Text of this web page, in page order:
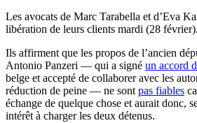
Les avocats de Marc Tarabella et d’Eva
libération de leurs clients mardi (28 février).
Ils affirment que les propos de l’ancien
Antonio Panzeri — qui a signé un accord
belge et accepté de collaborer avec les
réduction de peine — ne sont pas fiables
échange de quelque chose et aurait donc,
intérêt à charger les deux détenus.